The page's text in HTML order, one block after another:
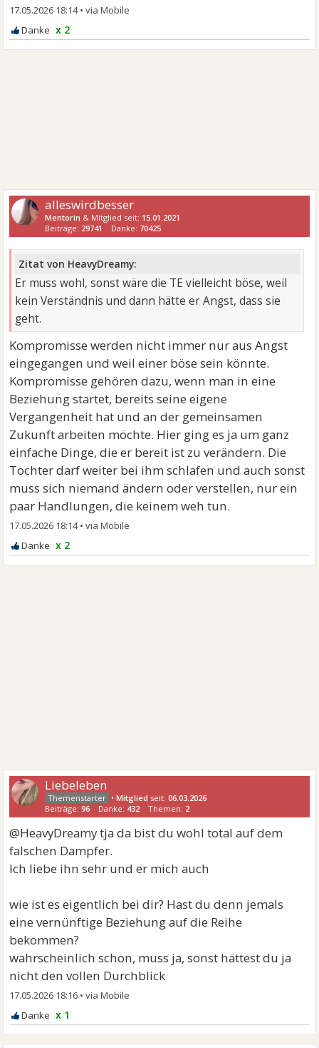
17.05.2026 18:14•
x 2
alleswirdbesser
Mentorin & Mitglied seit: 15.01.2021
Beiträge: 29741 Danke: 70425
Zitat von HeavyDreamy:
Er muss wohl, sonst wäre die TE vielleicht böse, weil
kein Verständnis und dann hätte er Angst, dass sie
geht.
Kompromisse werden nicht immer nur aus Angst
eingegangen und weil einer böse sein könnte.
Kompromisse gehören dazu, wenn man in eine
Beziehung startet, bereits seine eigene
Vergangenheit hat und an der gemeinsamen
Zukunft arbeiten möchte. Hier ging es ja um ganz
einfache Dinge, die er bereit ist zu verändern. Die
Tochter darf weiter bei ihm schlafen und auch sonst
muss sich niemand ändern oder verstellen, nur ein
paar Handlungen, die keinem weh tun.
17.05.2026 18:14•
x 2
Liebeleben
•Mitglied seit:06.03.2026
Beiträge:96 Danke: 432 Themen: 2
@HeavyDreamy tja da bist du wohl total auf dem
falschen Dampfer.
Ich liebe ihn sehr und er mich auch
wie ist es eigentlich bei dir? Hast du denn jemals
eine vernünftige Beziehung auf die Reihe
bekommen?
wahrscheinlich schon, muss ja, sonst hättest du ja
nicht den vollen Durchblick
17.05.2026 18:16 •
x 1